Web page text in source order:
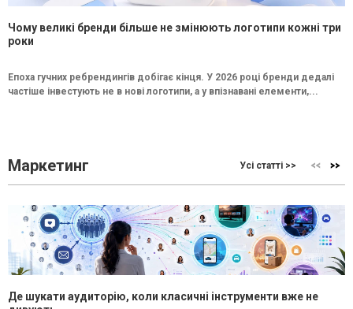
Чому великі бренди більше не змінюють логотипи кожні три
роки
Епоха гучних ребрендингів добігає кінця. У 2026 році бренди дедалі
частіше інвестують не в нові логотипи, а у впізнавані елементи,...
Маркетинг Усі статті >>
Де шукати аудиторію, коли класичні інструменти вже не